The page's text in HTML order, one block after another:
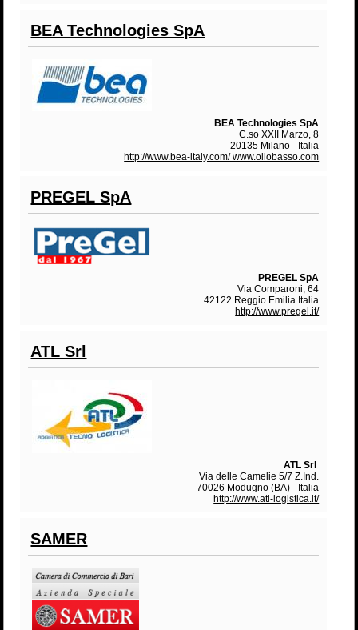
BEA Technologies SpA
BEA Technologies SpA
C.so XXII Marzo, 8
20135 Milano - Italia
http://www.bea-italy.com/www.oliobasso.com
PREGEL SpA
PREGEL SpA
Via Comparoni, 64
42122 Reggio Emilia Italia
http://www.pregel.it/
ATL Srl
ATL Srl
Via delle Camelie 5/7 Z.Ind.
70026 Modugno (BA) - Italia
http://www.atl-logistica.it/
SAMER